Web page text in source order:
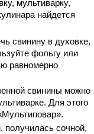
мультиварку,
найдется
свинину в духовке,
фольгу или
равномерно
свинины можно
Для этого
получилась сочной,